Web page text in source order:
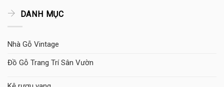
DANH MỤC
Nhà Gỗ Vintage
Đồ Gỗ Trang Trí Sân Vườn